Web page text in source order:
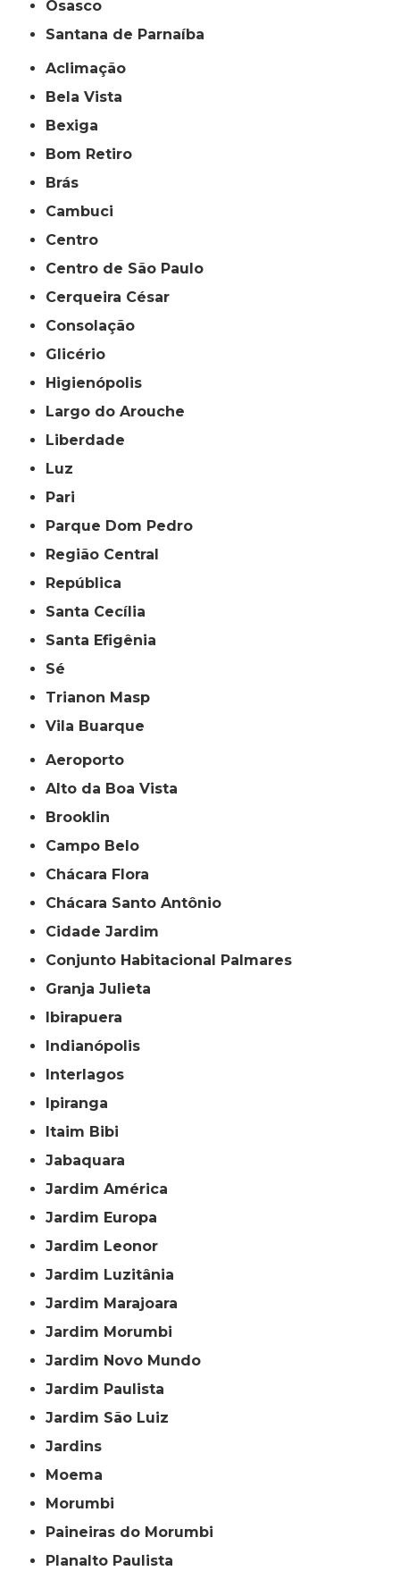
Osasco
Santana de Parnaíba
Aclimação
Bela Vista
Bexiga
Bom Retiro
Brás
Cambuci
Centro
Centro de São Paulo
Cerqueira César
Consolação
Glicério
Higienópolis
Largo do Arouche
Liberdade
Luz
Pari
Parque Dom Pedro
Região Central
República
Santa Cecília
Santa Efigênia
Sé
Trianon Masp
Vila Buarque
Aeroporto
Alto da Boa Vista
Brooklin
Campo Belo
Chácara Flora
Chácara Santo Antônio
Cidade Jardim
Conjunto Habitacional Palmares
Granja Julieta
Ibirapuera
Indianópolis
Interlagos
Ipiranga
Itaim Bibi
Jabaquara
Jardim América
Jardim Europa
Jardim Leonor
Jardim Luzitânia
Jardim Marajoara
Jardim Morumbi
Jardim Novo Mundo
Jardim Paulista
Jardim São Luiz
Jardins
Moema
Morumbi
Paineiras do Morumbi
Planalto Paulista